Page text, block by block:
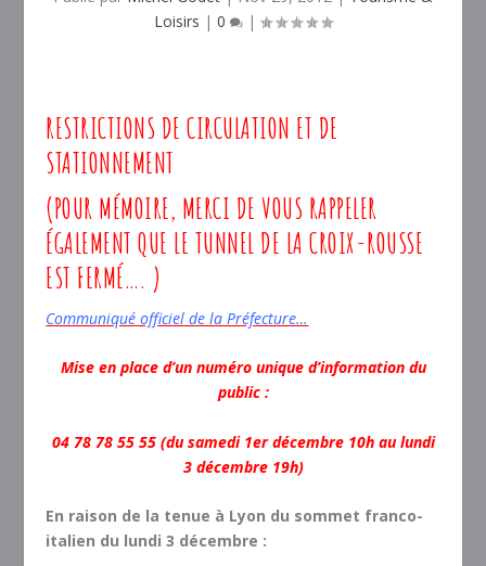
Loisirs | 0 |
RESTRICTIONS DE CIRCULATION ET DE
STATIONNEMENT
(POUR MÉMOIRE, MERCI DE VOUS RAPPELER
ÉGALEMENT QUE LE TUNNEL DE LA CROIX-ROUSSE
EST FERMÉ…. )
Communiqué officiel de la Préfecture…
Mise en place d’un numéro unique d’information du
public :
04 78 78 55 55 (du samedi 1erdécembre 10h au lundi
3 décembre 19h)
En raison de la tenue à Lyon du sommet franco-
italien du lundi 3 décembre :